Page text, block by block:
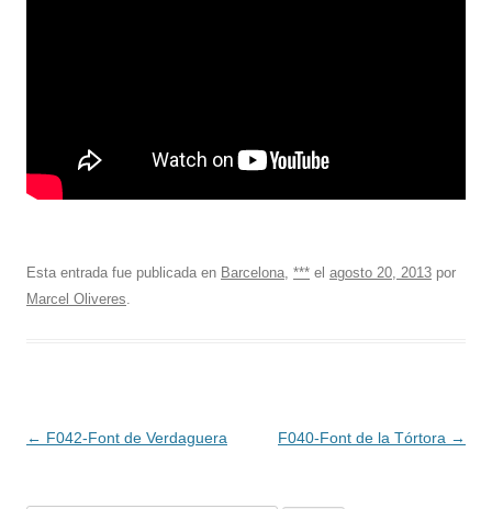
Esta entrada fue publicada en Barcelona, *** el agosto 20, 2013 por
Marcel Oliveres.
Navegación
← F042-Font de Verdaguera F040-Font de la Tórtora →